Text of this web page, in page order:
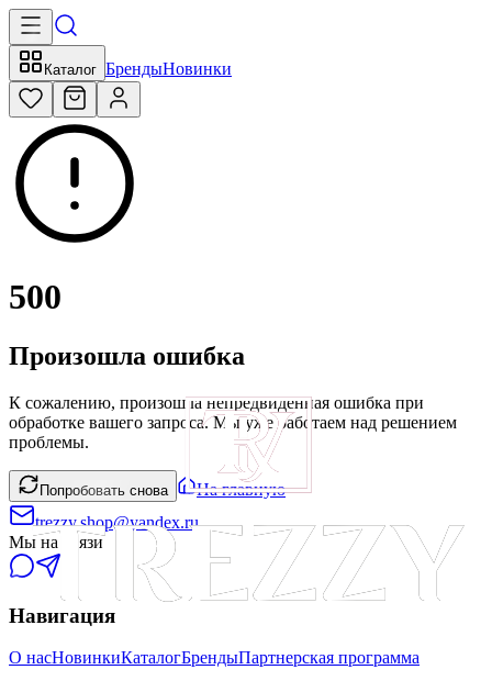
Каталог БрендыНовинки
500
Произошла ошибка
К сожалению, произошла непредвиденная ошибка при
обработке вашего запроса. Мы уже работаем над решением
проблемы.
Попробовать снова
На главную
trezzy.shop@yandex.ru
Мы на связи
Навигация
О насНовинкиКаталогБрендыПартнерская программа